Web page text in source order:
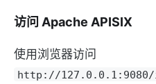
访问 Apache APISIX
使用浏览器访问
http://127.0.0.1:9080/